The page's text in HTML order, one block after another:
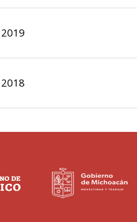
2019
2018